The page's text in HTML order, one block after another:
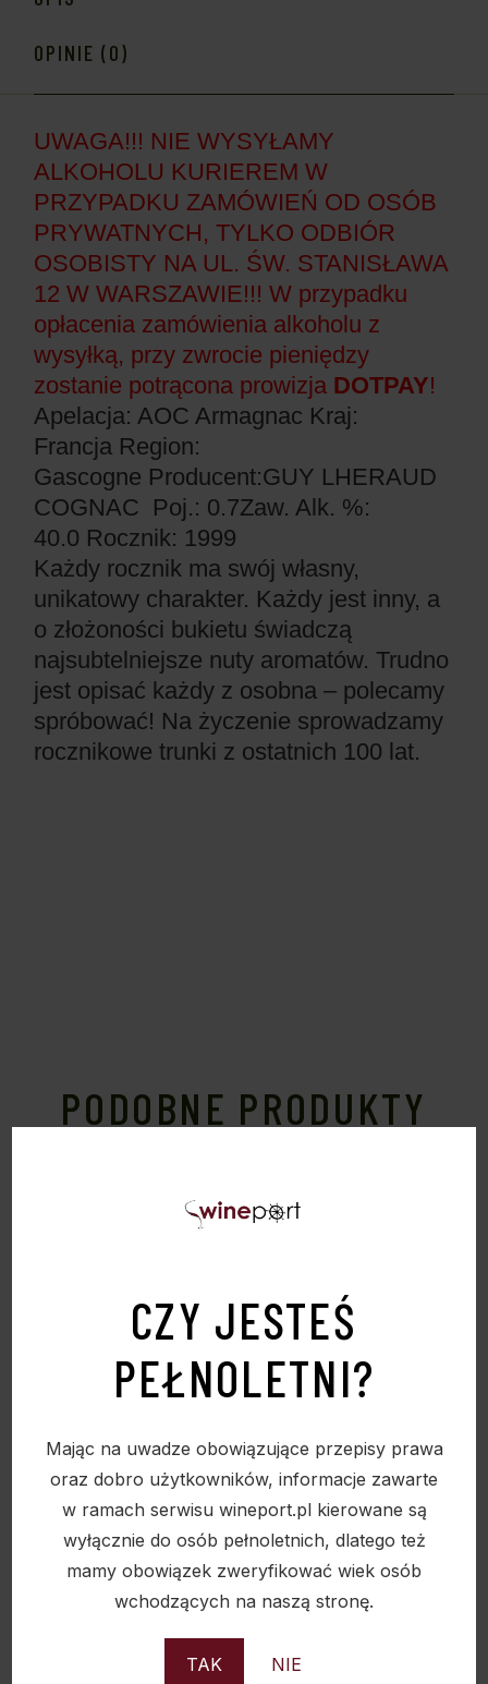
CZY JESTEŚ
PEŁNOLETNI?
Mając na uwadze obowiązujące przepisy prawa
oraz dobro użytkowników, informacje zawarte
w ramach serwisu wineport.pl kierowane są
wyłącznie do osób pełnoletnich, dlatego też
mamy obowiązek zweryfikować wiek osób
wchodzących na naszą stronę.
TAK NIE
OPINIE (0)
UWAGA!!! NIE WYSYŁAMY
ALKOHOLU KURIEREM W
PRZYPADKU ZAMÓWIEŃ OD OSÓB
PRYWATNYCH, TYLKO ODBIÓR
OSOBISTY NA UL. ŚW. STANISŁAWA
12 W WARSZAWIE!!! W przypadku
opłacenia zamówienia alkoholu z
wysyłką, przy zwrocie pieniędzy
zostanie potrącona prowizja DOTPAY!
Apelacja: AOC Armagnac Kraj:
Francja Region:
Gascogne Producent:GUY LHERAUD
COGNAC Poj.: 0.7Zaw. Alk. %:
40.0 Rocznik: 1999
Każdy rocznik ma swój własny,
unikatowy charakter. Każdy jest inny, a
o złożoności bukietu świadczą
najsubtelniejsze nuty aromatów. Trudno
jest opisać każdy z osobna – polecamy
spróbować! Na życzenie sprowadzamy
rocznikowe trunki z ostatnich 100 lat.
PODOBNE PRODUKTY
STOCK 84 V.S.O.P. 38% 1L